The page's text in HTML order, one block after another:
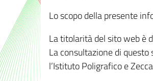
Lo scopo della presente
La titolarità del sito web è
La consultazione di
l’Istituto Poligrafico e